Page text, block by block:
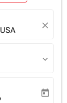
close
expand_more
date-aria-
today